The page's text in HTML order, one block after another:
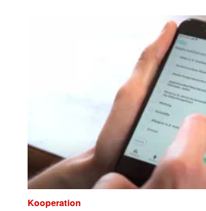
Kooperation